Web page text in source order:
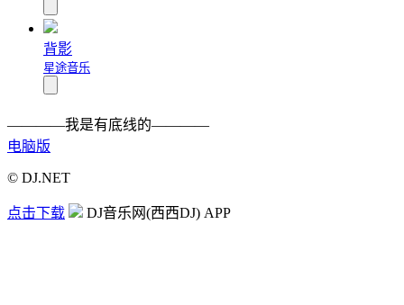
背影
星途音乐
————我是有底线的————
电脑版
© DJ.NET
点击下载 DJ音乐网(西西DJ) APP